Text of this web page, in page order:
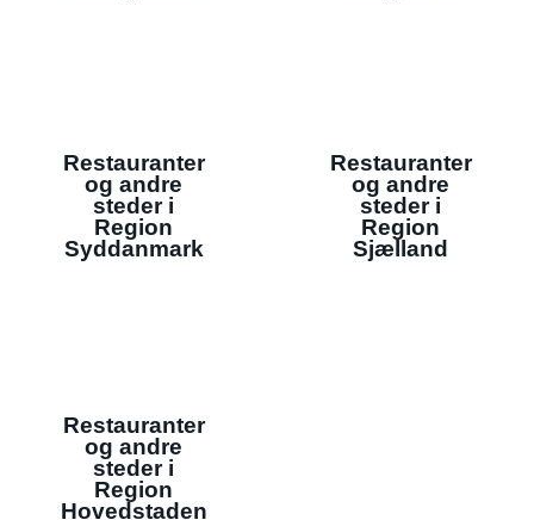
Restauranter
og andre
steder i
Region
Syddanmark
Restauranter
og andre
steder i
Region
Sjælland
Restauranter
og andre
steder i
Region
Hovedstaden